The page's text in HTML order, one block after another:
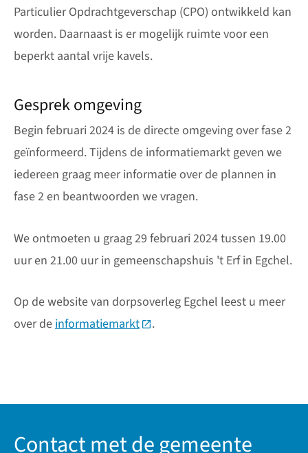
Particulier Opdrachtgeverschap (CPO) ontwikkeld kan
worden. Daarnaast is er mogelijk ruimte voor een
beperkt aantal vrije kavels.
Gesprek omgeving
Begin februari 2024 is de directe omgeving over fase 2
geïnformeerd. Tijdens de informatiemarkt geven we
iedereen graag meer informatie over de plannen in
fase 2 en beantwoorden we vragen.
We ontmoeten u graag 29 februari 2024 tussen 19.00
uur en 21.00 uur in gemeenschapshuis 't Erf in Egchel.
Op de website van dorpsoverleg Egchel leest u meer
over deinformatiemarkt(Deze link gaat naar een
.
Contact met de gemeente